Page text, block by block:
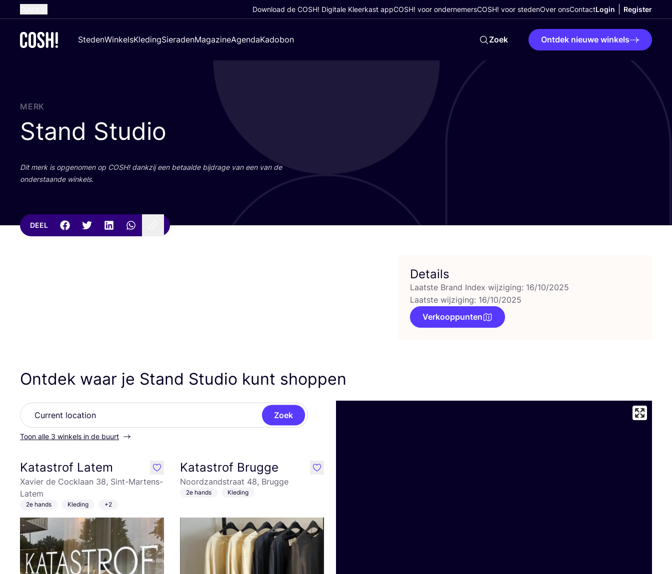
French
Croatian
Download de COSH! Digitale Kleerkast appCOSH! voor ondernemersCOSH! voor stedenOver onsContactLogin Register
StedenWinkelsKledingSieradenMagazineAgendaKadobon Zoek Ontdek nieuwe winkels
MERK
Stand Studio
Dit merk is opge­no­men op COSH! dank­zij een betaal­de bij­dra­ge van een van de
onder­staan­de winkels.
DEEL
Details
Laatste Brand Index wijziging: 16/10/2025
Laatste wijziging: 16/10/2025
Verkooppunten
Ontdek waar je Stand Studio kunt shoppen
Zoek
Toon alle 3 winkels in de buurt
Katastrof Latem
Xavier de Cocklaan 38, Sint-Martens-
Latem
2e hands Kleding +2
like Katastrof Brugge
Noordzandstraat 48, Brugge
2e hands Kleding
like